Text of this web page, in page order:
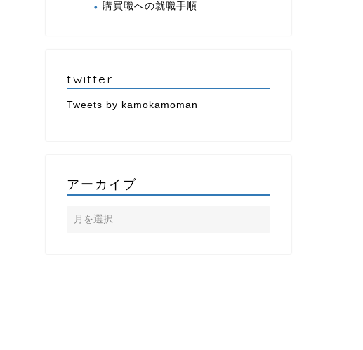
購買職への就職手順
twitter
Tweets by kamokamoman
アーカイブ